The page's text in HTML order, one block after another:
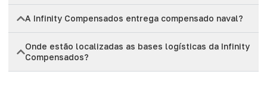
A Infinity Compensados entrega compensado naval?
Onde estão localizadas as bases logísticas da Infinity
Compensados?